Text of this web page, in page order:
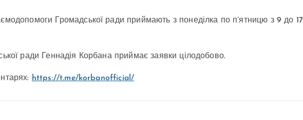
Громадської ради приймають з понеділка по п’ятницю з 9 до 17
ради Геннадія Корбана приймає заявки цілодобово.
https://t.me/korbanofficial/